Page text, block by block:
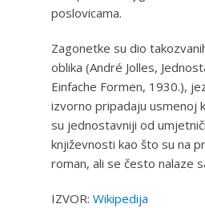
poslovicama.
Zagonetke su dio
oblika (André Jolles,
Einfache Formen, 1930.),
izvorno pripadaju usmenoj
su jednostavniji od
književnosti kao što su na
roman, ali se često nalaze
IZVOR: Wikipedija